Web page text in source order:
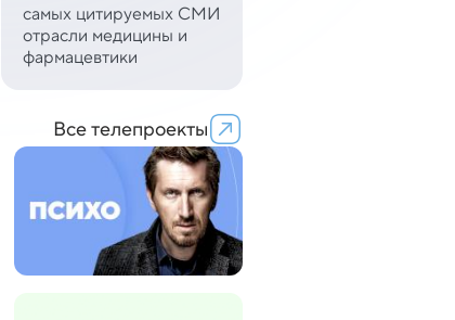
самых цитируемых СМИ
отрасли медицины и
фармацевтики
Все телепроекты